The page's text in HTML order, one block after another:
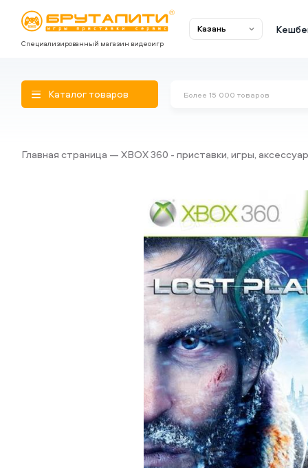
Специализированный магазин видеоигр
Казань
Каталог товаров
Главная страница XBOX 360 - приставки, игры,